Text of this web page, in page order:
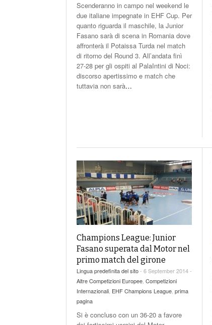
Scenderanno in campo nel weekend le
due italiane impegnate in EHF Cup. Per
quanto riguarda il maschile, la Junior
Fasano sarà di scena in Romania dove
affronterà il Potaissa Turda nel match
di ritorno del Round 3. All’andata finì
27-28 per gli ospiti al PalaIntini di Noci:
discorso apertissimo e match che
tuttavia non sarà…
Champions League: Junior
Fasano superata dal Motor nel
primo match del girone
Lingua predefinita del sito- 6 September 2014 -
Altre Competizioni Europee Competizioni
Internazionali EHF Champions League prima
pagina
Si è concluso con un 36-20 a favore